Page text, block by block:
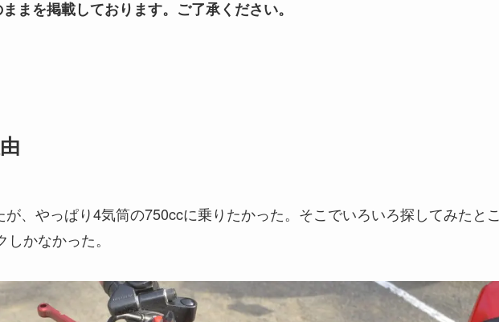
まを掲載しております。ご了承ください。
が、やっぱり4気筒の750ccに乗りたかった。そこでいろいろ探してみたと
かなかった。